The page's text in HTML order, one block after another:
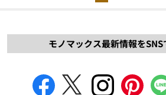
モノマックス最新情報をSNS